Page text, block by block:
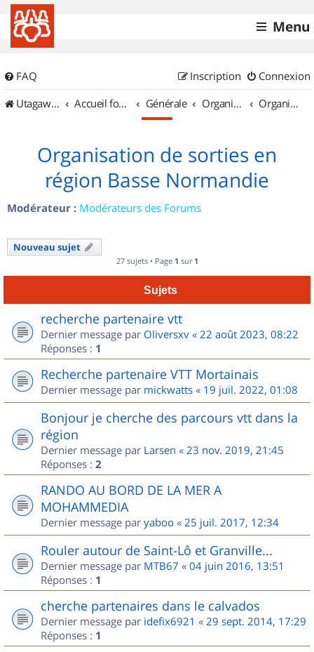
Menu
FAQ Connexion
Inscription
UtagawaVTT (Randos VTT et VTTAE avec traces GPS)
Accueil forum Générale Organisation de sorties & Recherche de partenaires Organisation de sorties en région Basse Normandie
Organisation de sorties en
région Basse Normandie
Modérateur : Modérateurs des Forums
Nouveau sujet
27 sujets • Page 1 sur 1
Sujets
recherche partenaire vtt
Dernier message par Oliversxv « 22 août 2023, 08:22
Réponses : 1
Recherche partenaire VTT Mortainais
Dernier message par mickwatts « 19 juil. 2022, 01:08
Bonjour je cherche des parcours vtt dans la
région
Dernier message par Larsen « 23 nov. 2019, 21:45
Réponses : 2
RANDO AU BORD DE LA MER A
MOHAMMEDIA
Dernier message par yaboo « 25 juil. 2017, 12:34
Rouler autour de Saint-Lô et Granville...
Dernier message par MTB67 « 04 juin 2016, 13:51
Réponses : 1
cherche partenaires dans le calvados
Dernier message par idefix6921 « 29 sept. 2014, 17:29
Réponses : 1